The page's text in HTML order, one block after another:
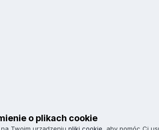
o plikach cookie
Twoim urządzeniu pliki cookie , aby pomóc Ci